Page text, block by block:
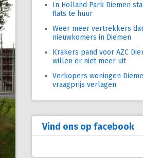
In Holland Park Diemen
flats te huur
Weer meer vertrekkers
nieuwkomers in Diemen
Krakers pand voor AZC
willen er niet meer uit
Verkopers woningen
vraagprijs verlagen
Vind ons op facebook